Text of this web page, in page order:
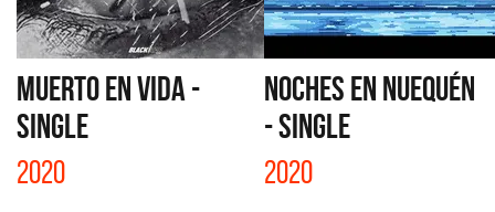
MUERTO EN VIDA -
SINGLE
2020
NOCHES EN NUEQUÉN
- SINGLE
2020